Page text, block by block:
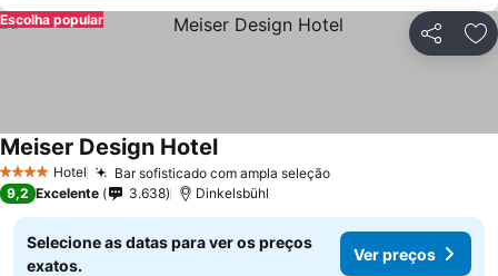
Partilhar
Escolha popular
4 EstrelasHotel Bar sofisticado com ampla seleçãoVer preços
Meiser Design HotelVer preços
9,2 Excelente 3.638 Dinkelsbühl
Selecione as datas para ver os preços
exatos.
Ver preços